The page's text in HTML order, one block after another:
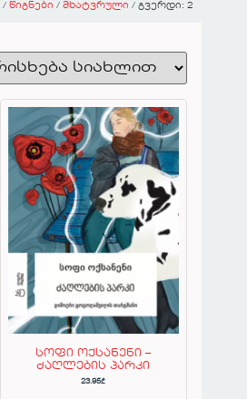
/წიგნები /მხატვრული / გვერდი: 2
სოფი ოქსანენი –
ძაღლების პარკი
23.95₾